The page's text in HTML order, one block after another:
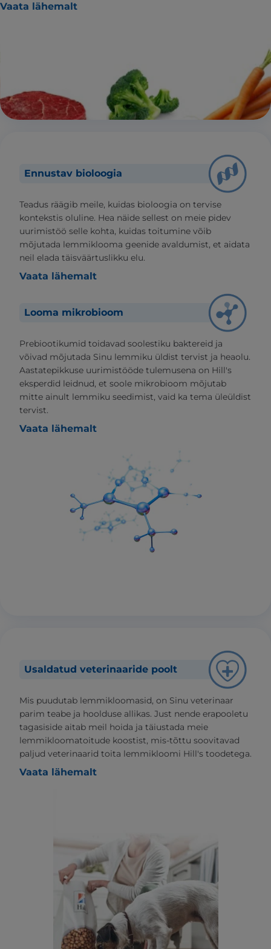
Vaata lähemalt
Ennustav bioloogia
Teadus räägib meile, kuidas bioloogia on tervise
kontekstis oluline. Hea näide sellest on meie pidev
uurimistöö selle kohta, kuidas toitumine võib
mõjutada lemmiklooma geenide avaldumist, et aidata
neil elada täisväärtuslikku elu.
Vaata lähemalt
Looma mikrobioom
Prebiootikumid toidavad soolestiku baktereid ja
võivad mõjutada Sinu lemmiku üldist tervist ja heaolu.
Aastatepikkuse uurimistööde tulemusena on Hill's
eksperdid leidnud, et soole mikrobioom mõjutab
mitte ainult lemmiku seedimist, vaid ka tema üleüldist
tervist.
Vaata lähemalt
Usaldatud veterinaaride poolt
Mis puudutab lemmikloomasid, on Sinu veterinaar
parim teabe ja hoolduse allikas. Just nende erapooletu
tagasiside aitab meil hoida ja täiustada meie
lemmikloomatoitude koostist, mis-tõttu soovitavad
paljud veterinaarid toita lemmikloomi Hill's toodetega.
Vaata lähemalt